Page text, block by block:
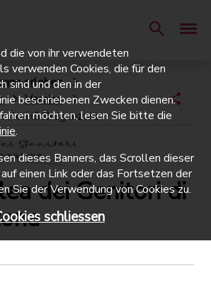
erleben
Vereine
di Breganzona
dei Genitori di
die von ihr verwendeten
verwenden Cookies, die für den
sind und den in der
beschriebenen Zwecken dienen.
möchten, lesen Sie bitte die
.
dieses Banners, das Scrollen dieser
einen Link oder das Fortsetzen der
Sie der Verwendung von Cookies zu.
schliessen